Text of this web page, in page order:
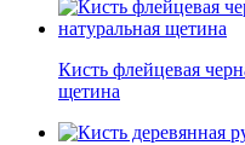
Кисть флейцевая
щетина